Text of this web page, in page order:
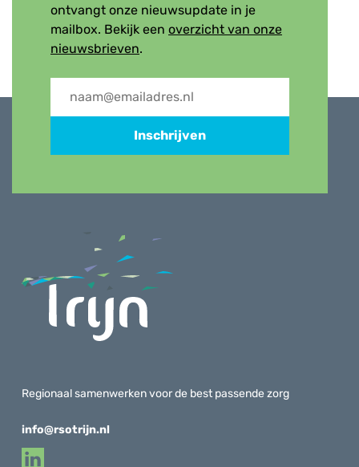
ontvangt onze nieuwsupdate in je
mailbox. Bekijk een overzicht van onze
nieuwsbrieven.
Inschrijven
Regionaal samenwerken voor de best passende zorg
info@rsotrijn.nl